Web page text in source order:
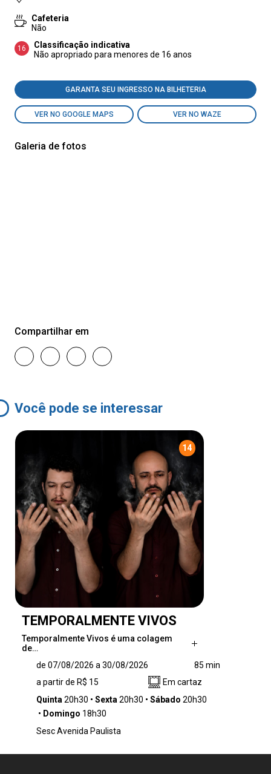
Cafeteria
Não
16
Classificação indicativa
Não apropriado para menores de 16 anos
GARANTA SEU INGRESSO NA BILHETERIA
VER NO GOOGLE MAPS VER NO WAZE
Galeria de fotos
Compartilhar em
Você pode se interessar
14
TEMPORALMENTE VIVOS
Temporalmente Vivos é uma colagem
de…
cenas independentes, tecidas delicadamente
com ironia e humor, que transitam entre as
linguagens do teatro e da dança. A peça faz
do realismo mágico latino-americano um
mistérios que têm movido a criação poética de
de 07/08/2026 a 30/08/2026
85 min
a partir de R$ 15
Em cartaz
Quinta 20h30 Sexta 20h30 Sábado 20h30
Domingo 18h30
Sesc Avenida Paulista